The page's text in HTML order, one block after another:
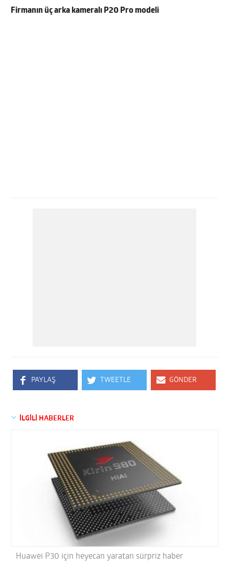
Firmanın üç arka kameralı P20 Pro modeli
PAYLAŞ TWEETLE GÖNDER
İLGİLİ HABERLER
Huawei P30 için heyecan yaratan sürpriz haber